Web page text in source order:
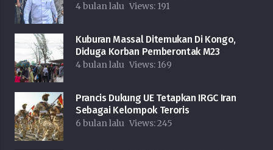
4 bulan lalu Views: 191
Kuburan Massal Ditemukan Di Kongo,
Diduga Korban Pemberontak M23
4 bulan lalu Views: 169
Prancis Dukung UE Tetapkan IRGC Iran
Sebagai Kelompok Teroris
6 bulan lalu Views:245